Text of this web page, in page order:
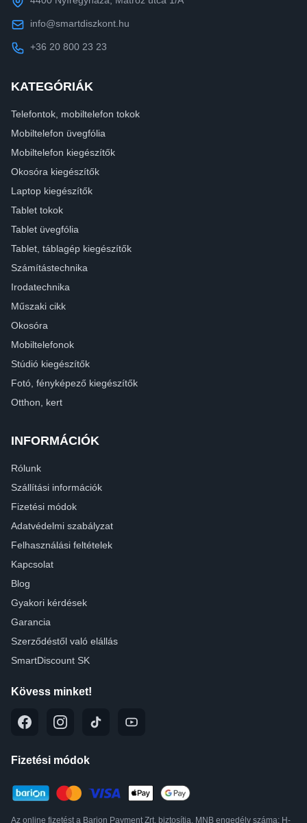
info@smartdiszkont.hu
+36 20 800 23 23
KATEGÓRIÁK
Telefontok, mobiltelefon tokok
Mobiltelefon üvegfólia
Mobiltelefon kiegészítők
Okosóra kiegészítők
Laptop kiegészítők
Tablet tokok
Tablet üvegfólia
Tablet, táblagép kiegészítők
Számítástechnika
Irodatechnika
Műszaki cikk
Okosóra
Mobiltelefonok
Stúdió kiegészítők
Fotó, fényképező kiegészítők
Otthon, kert
INFORMÁCIÓK
Rólunk
Szállítási információk
Fizetési módok
Adatvédelmi szabályzat
Felhasználási feltételek
Kapcsolat
Blog
Gyakori kérdések
Garancia
Szerződéstől való elállás
SmartDiscount SK
Kövess minket!
Fizetési módok
Az online fizetést a Barion Payment Zrt. biztosítja, MNB engedély száma: H-